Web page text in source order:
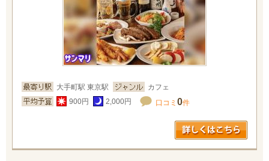
大手町駅 東京駅
カフェ
900円
2,000円 口コミ 0件